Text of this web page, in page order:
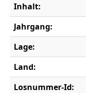
Inhalt:
Jahrgang:
Lage:
Land:
Losnummer-Id: